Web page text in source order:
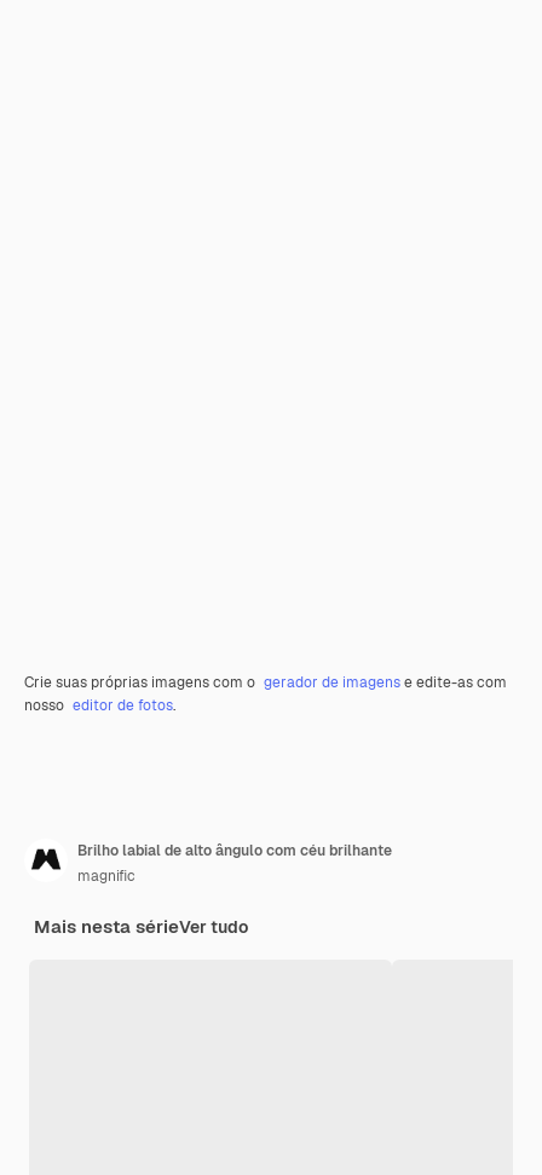
Crie suas próprias imagens com o gerador de imagense edite-as com
nosso editor de fotos.
Brilho labial de alto ângulo com céu brilhante
magnific
Mais nesta sérieVer tudo